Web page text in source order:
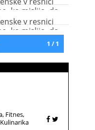
ko mislijo, da
ne gleda (video)
v resnici
ko mislijo, da
ne gleda (video)
1 / 1
Fitnes
Kulinarika